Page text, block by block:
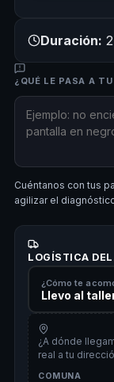
Duración:
¿QUÉ LE PASA A
Cuéntanos con tus
agilizar el
LOGÍSTICA
¿Cómo te
Llevo al
¿A dónde
real a tu
COMUNA